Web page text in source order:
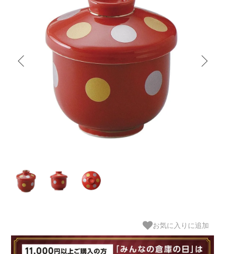
お気に入りに追加